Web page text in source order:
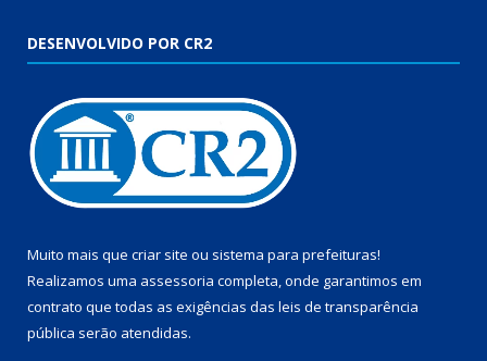
DESENVOLVIDO POR CR2
Muito mais que criar site ou sistema para prefeituras!
Realizamos uma assessoria completa, onde garantimos em
contrato que todas as exigências das leis de transparência
pública serão atendidas.